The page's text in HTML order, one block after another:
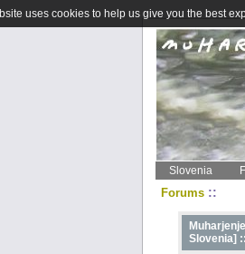
Slovenia
Forums ::
Slovenia] ::
uses cookies to help us give you the best